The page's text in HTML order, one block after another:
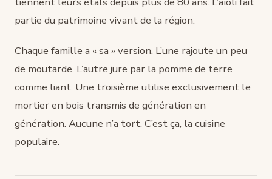
partie du patrimoine vivant de la région.
Chaque famille a « sa » version. L’une rajoute un peu
de moutarde. L’autre jure par la pomme de terre
comme liant. Une troisième utilise exclusivement le
mortier en bois transmis de génération en
génération. Aucune n’a tort. C’est ça, la cuisine
populaire.